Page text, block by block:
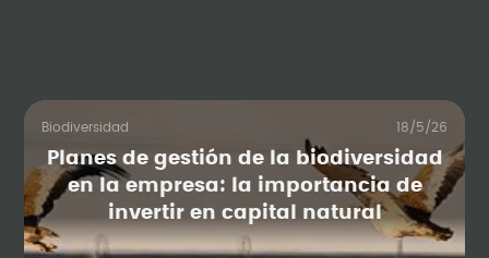
Biodiversidad 18/5/26
Planes de gestión de la biodiversidad
en la empresa: la importancia de
invertir en capital natural